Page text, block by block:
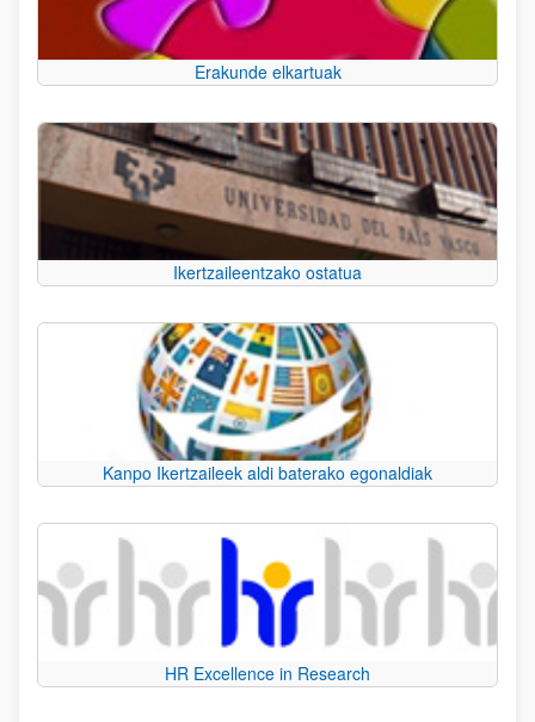
Erakunde elkartuak
Ikertzaileentzako ostatua
Kanpo Ikertzaileek aldi baterako egonaldiak
HR Excellence in Research